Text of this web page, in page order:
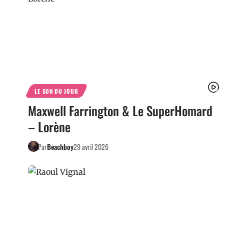
LE SON DU JOUR
Maxwell Farrington & Le SuperHomard
– Lorène
ParBeachboy29 avril 2026